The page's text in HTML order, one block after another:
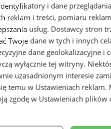
i uciekł z miejsca
do aresztu
i dane
reklam i treści, pomiaru
usług. Dostawcy stron
Twoje dane w tych i innych
dane geolokalizacyjne i
wyłącznie tej witryny.
uzasadnionym interesie
temu w Ustawieniach reklam.
zgodę w Ustawieniach plików